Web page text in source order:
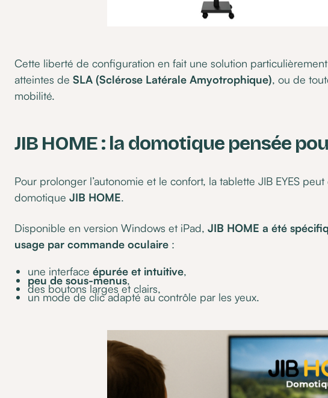
Cette liberté de configuration en fait une solution
atteintes de SLA (Sclérose Latérale Amyotrophique), ou de
mobilité.
JIB HOME : la domotique pensée
Pour prolonger l’autonomie et le confort, la tablette JIB EYES
domotique JIB HOME.
Disponible en version Windows et iPad, JIB HOME a été
usage par commande oculaire :
une interface épurée et intuitive,
peu de sous-menus,
des boutons larges et clairs,
un mode de clic adapté au contrôle par les yeux.